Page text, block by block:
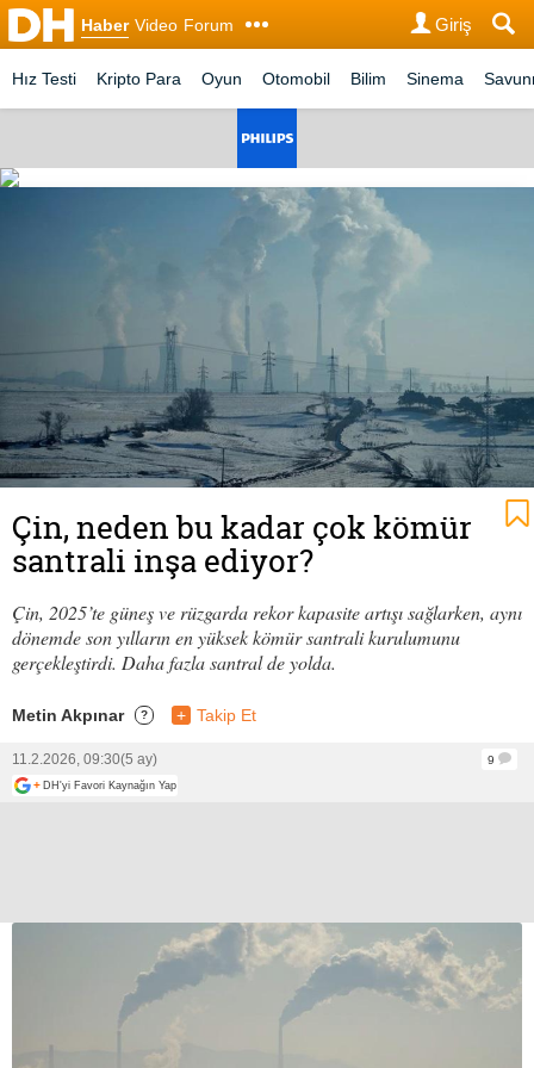
Haber Video Forum Giriş
Hız Testi Kripto Para Oyun Otomobil Bilim Sinema
Çin, neden bu kadar çok kömür
santrali inşa ediyor?
Çin, 2025’te güneş ve rüzgarda rekor kapasite artışı sağlarken, aynı
dönemde son yılların en yüksek kömür santrali kurulumunu
gerçekleştirdi. Daha fazla santral de yolda.
Metin Akpınar ? + Takip Et
11.2.2026, 09:30(5 ay)
9
+ DH'yi Favori Kaynağın Yap